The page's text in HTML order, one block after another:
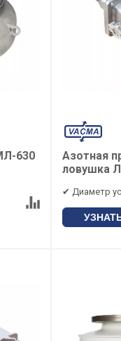
630
Азотная
ловушка
✔ Диаметр